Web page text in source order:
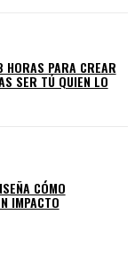
PARA CREAR
SER TÚ QUIEN LO
CÓMO
IMPACTO